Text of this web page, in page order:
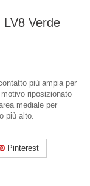
Verde
più ampia per
motivo riposizionato
mediale per
più alto.
Pinterest